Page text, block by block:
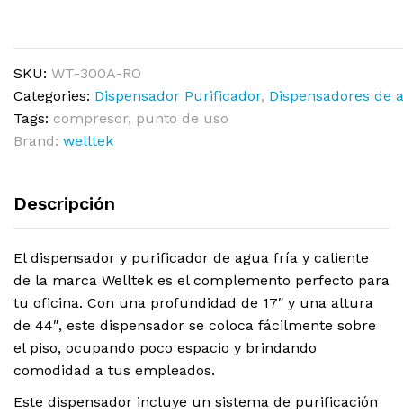
SKU: WT-300A-RO
Categories: Dispensador Purificador, Dispensadores de
Tags: compresor, punto de uso
Brand: welltek
Descripción
El dispensador y purificador de agua fría y caliente
de la marca Welltek es el complemento perfecto para
tu oficina. Con una profundidad de 17″ y una altura
de 44″, este dispensador se coloca fácilmente sobre
el piso, ocupando poco espacio y brindando
comodidad a tus empleados.
Este dispensador incluye un sistema de purificación